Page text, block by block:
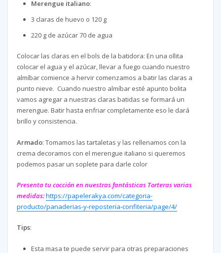
Merengue italiano:
3 claras de huevo o 120 g
220 g de azúcar 70 de agua
Colocar las claras en el bols de la batidora: En una ollita
colocar el agua y el azúcar, llevar a fuego cuando nuestro
almíbar comience a hervir comenzamos a batir las claras a
punto nieve. Cuando nuestro almíbar esté apunto bolita
vamos agregar a nuestras claras batidas se formará un
merengue. Batir hasta enfriar completamente eso le dará
brillo y consistencia.
Armado: Tomamos las tartaletas y las rellenamos con la
crema decoramos con el merengue italiano si queremos
podemos pasar un soplete para darle color
Presenta tu cocción en nuestras fantásticas Torteras varias
medidas:https://papelerakya.com/categoria-
producto/panaderias-y-reposteria-confiteria/page/4/
Tips:
Esta masa te puede servir para otras preparaciones